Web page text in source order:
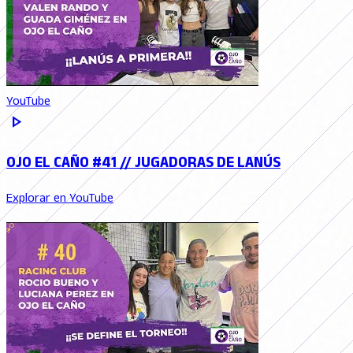
YouTube
play_arrow
OJO EL CAÑO #41 // JUGADORAS DE LANÚS
Explorar en YouTube